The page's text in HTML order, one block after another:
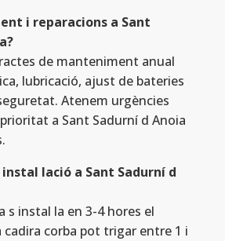
i reparacions a Sant
de manteniment anual
lubricació, ajust de bateries
Atenem urgències
a Sant Sadurní d Anoia
lació a Sant Sadurní d
s instal la en 3-4 hores el
cadira corba pot trigar entre 1 i